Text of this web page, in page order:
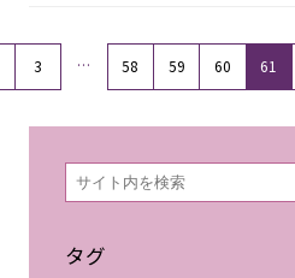
3 … 58 59 60 61
検
索
タグ